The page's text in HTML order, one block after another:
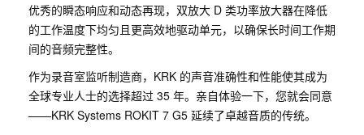
优秀的瞬态响应和动态再现，双放大 D 类功率放大器在降低
的工作温度下均匀且更高效地驱动单元，以确保长时间工作期
间的音频完整性。
作为录音室监听制造商，KRK 的声音准确性和性能使其成为
全球专业人士的选择超过 35 年。亲自体验一下，您就会同意
——KRK Systems ROKIT 7 G5 延续了卓越音质的传统。